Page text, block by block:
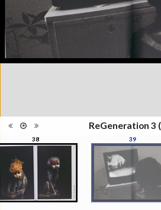
ReGeneration 3
38 39
Information
images
Couleur, Noir & Blanc
176 pages
30 x 22 cm